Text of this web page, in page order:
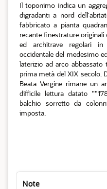
Il toponimo indica un
digradanti a nord
fabbricato a pianta
recante finestrature
ed architrave regolari
occidentale del medesimo
laterizio ad arco abbassato
prima metà del XIX secolo.
Beata Vergine rimane un
difficile lettura datato
balchio sorretto da
imposta.
Note